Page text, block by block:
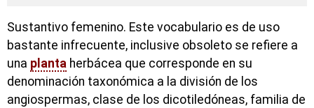
Sustantivo femenino. Este vocabulario es de uso
bastante infrecuente, inclusive obsoleto se refiere a
una planta herbácea que corresponde en su
denominación taxonómica a la división de los
angiospermas, clase de los dicotiledóneas, familia de